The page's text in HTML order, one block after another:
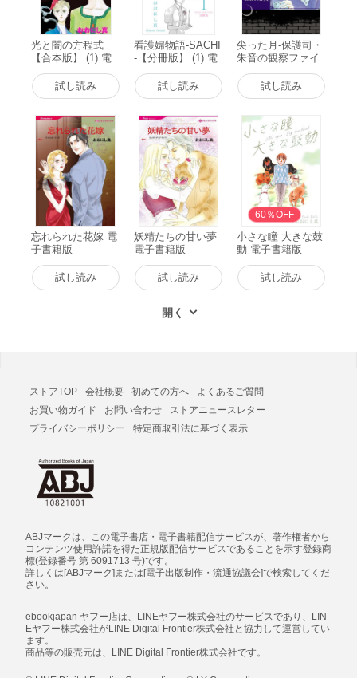
光と闇の方程式
【合本版】 (1) 電
子書籍版
試し読み
看護婦物語-SACHI
-【分冊版】 (1) 電
子書籍版
試し読み
尖った月-保護司・
朱音の観察ファイ
ル- (1) 電子書籍版
試し読み
忘れられた花嫁 電
子書籍版
試し読み
妖精たちの甘い夢
電子書籍版
試し読み
60％OFF
小さな瞳 大きな鼓
動 電子書籍版
試し読み
ストアTOP 会社概要 初めての方へ
よくあるご質問
お買い物ガイド
お問い合わせ
ストアニュースレター
プライバシーポリシー
特定商取引法に基づく表示
ABJマークは、この電子書店・電子書籍配信サービスが、著作権者から
コンテンツ使用許諾を得た正規版配信サービスであることを示す登録商
標(登録番号 第 6091713 号)です。
詳しくは[ABJマーク]または[電子出版制作・流通協議会]で検索してくだ
さい。
ebookjapan ヤフー店は、LINEヤフー株式会社のサービスであり、LIN
Eヤフー株式会社がLINE Digital Frontier株式会社と協力して運営してい
ます。
商品等の販売元は、LINE Digital Frontier株式会社です。